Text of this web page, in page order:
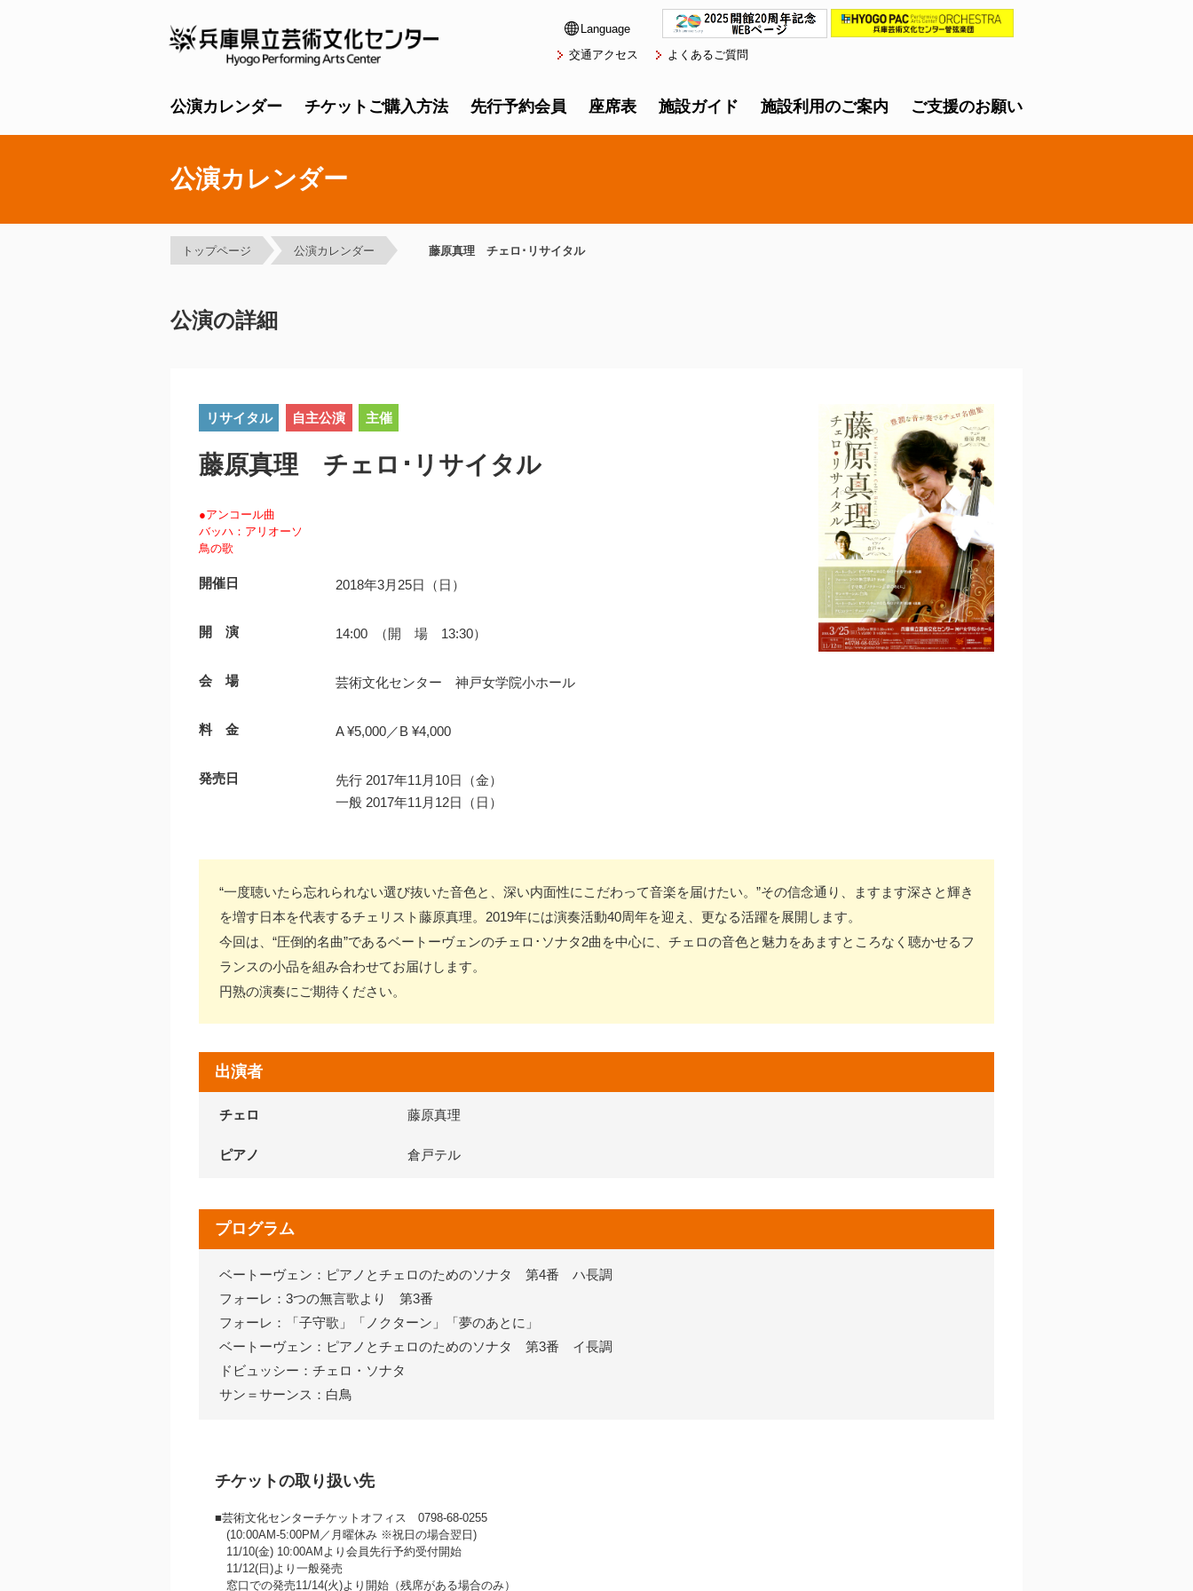
Language
交通アクセス
よくあるご質問
公演カレンダー チケットご購入方法 先行予約会員 座席表 施設ガイド 施設利用のご案内 ご支援のお願い
公演カレンダー
トップページ 公演カレンダー 藤原真理 チェロ･リサイタル
公演の詳細
リサイタル 自主公演 主催
藤原真理 チェロ･リサイタル
●アンコール曲
バッハ：アリオーソ
鳥の歌
開催日 2018年3月25日（日）
開 演 14:00 （開 場 13:30）
会 場 芸術文化センター 神戸女学院小ホール
料 金 A ¥5,000／B ¥4,000
発売日
先行 2017年11月10日（金）
一般 2017年11月12日（日）
“一度聴いたら忘れられない選び抜いた音色と、深い内面性にこだわって音楽を届けたい。”その信念通り、ますます深さと輝き
を増す日本を代表するチェリスト藤原真理。2019年には演奏活動40周年を迎え、更なる活躍を展開します。
今回は、“圧倒的名曲”であるベートーヴェンのチェロ･ソナタ2曲を中心に、チェロの音色と魅力をあますところなく聴かせるフ
ランスの小品を組み合わせてお届けします。
円熟の演奏にご期待ください。
出演者
チェロ 藤原真理
ピアノ 倉戸テル
プログラム
ベートーヴェン：ピアノとチェロのためのソナタ 第4番 ハ長調
フォーレ：3つの無言歌より 第3番
フォーレ：「子守歌」「ノクターン」「夢のあとに」
ベートーヴェン：ピアノとチェロのためのソナタ 第3番 イ長調
ドビュッシー：チェロ・ソナタ
サン＝サーンス：白鳥
チケットの取り扱い先
■芸術文化センターチケットオフィス 0798-68-0255
(10:00AM‐5:00PM／月曜休み ※祝日の場合翌日)
11/10(金) 10:00AMより会員先行予約受付開始
11/12(日)より一般発売
窓口での発売11/14(火)より開始（残席がある場合のみ）